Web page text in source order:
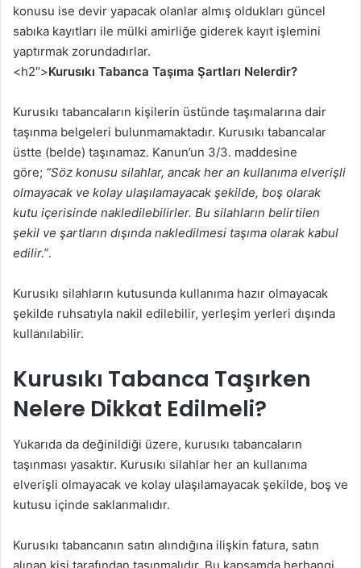
konusu ise devir yapacak olanlar almış oldukları güncel
sabıka kayıtları ile mülki amirliğe giderek kayıt işlemini
yaptırmak zorundadırlar.
<h2″>Kurusıkı Tabanca Taşıma Şartları Nelerdir?
Kurusıkı tabancaların kişilerin üstünde taşımalarına dair
taşınma belgeleri bulunmamaktadır. Kurusıkı tabancalar
üstte (belde) taşınamaz. Kanun’un 3/3. maddesine
göre; “Söz konusu silahlar, ancak her an kullanıma elverişli
olmayacak ve kolay ulaşılamayacak şekilde, boş olarak
kutu içerisinde nakledilebilirler. Bu silahların belirtilen
şekil ve şartların dışında nakledilmesi taşıma olarak kabul
edilir.”.
Kurusıkı silahların kutusunda kullanıma hazır olmayacak
şekilde ruhsatıyla nakil edilebilir, yerleşim yerleri dışında
kullanılabilir.
Kurusıkı Tabanca Taşırken
Nelere Dikkat Edilmeli?
Yukarıda da değinildiği üzere, kurusıkı tabancaların
taşınması yasaktır. Kurusıkı silahlar her an kullanıma
elverişli olmayacak ve kolay ulaşılamayacak şekilde, boş ve
kutusu içinde saklanmalıdır.
Kurusıkı tabancanın satın alındığına ilişkin fatura, satın